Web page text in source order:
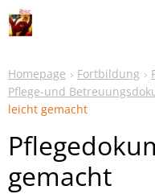
Homepage Fortbildung
Pflege-und
leicht gemacht
gemacht